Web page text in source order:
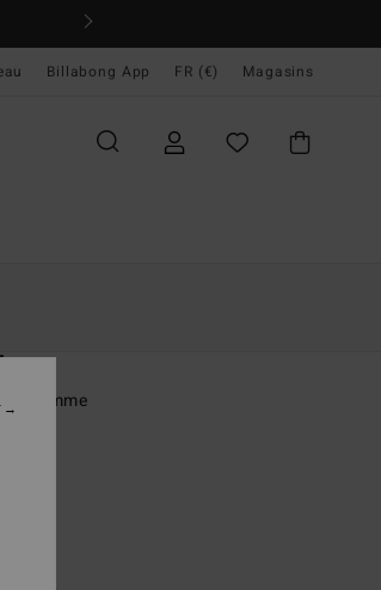
Billabong App FR (€) Magasins
Femme